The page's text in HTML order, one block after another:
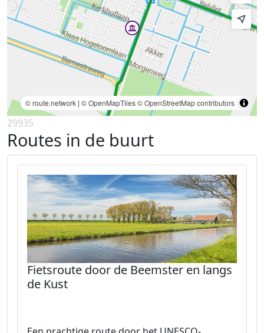
© route.network | © OpenMapTiles© OpenStreetMap contributors
29935
Routes in de buurt
Fietsroute door de Beemster en langs
de Kust